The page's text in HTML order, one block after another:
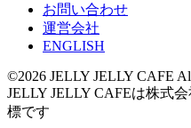
お問い合わせ
運営会社
ENGLISH
©2026 JELLY JELLY CAFE
JELLY JELLY CAFEは株式
標です